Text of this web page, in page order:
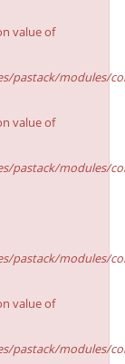
value of
modules/
value of
modules/
modules/
value of
modules/